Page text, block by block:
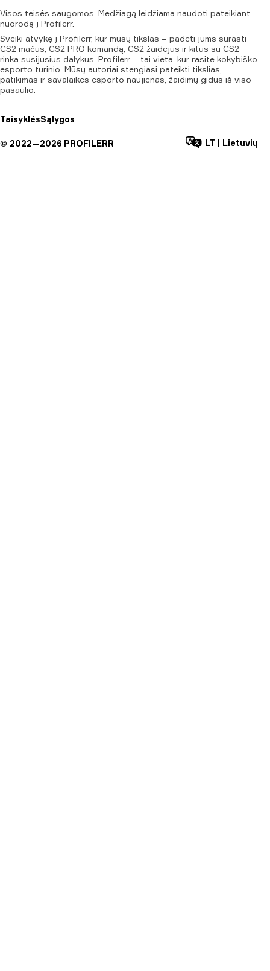
Visos teisės saugomos. Medžiagą leidžiama naudoti pateikiant
nuorodą į Profilerr.
Sveiki atvykę į Profilerr, kur mūsų tikslas – padėti jums surasti
CS2 mačus, CS2 PRO komandą, CS2 žaidėjus ir kitus su CS2
rinka susijusius dalykus. Profilerr – tai vieta, kur rasite kokybiško
esporto turinio. Mūsų autoriai stengiasi pateikti tikslias,
patikimas ir savalaikes esporto naujienas, žaidimų gidus iš viso
pasaulio.
TaisyklėsSąlygos
© 2022—2026 PROFILERR LT Lietuvių